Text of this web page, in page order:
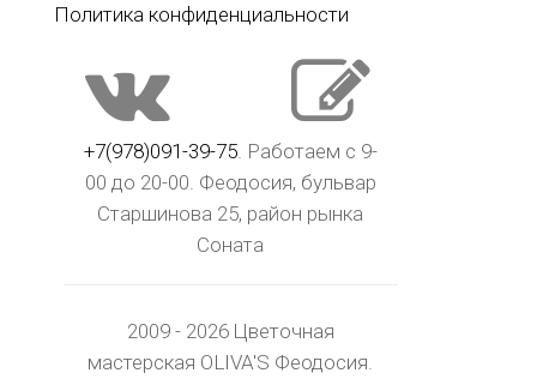
Политика конфиденциальности
+7(978)091-39-75. Работаем с 9-
00 до 20-00. Феодосия, бульвар
Старшинова 25, район рынка
Соната
2009 - 2026 Цветочная
мастерская OLIVA'S Феодосия.